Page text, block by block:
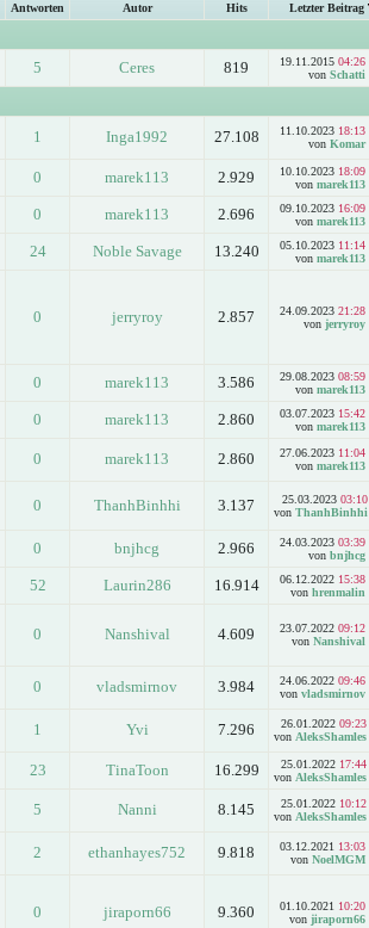
Antworten Autor Hits Letzter Beitrag
5 Ceres 819 19.11.2015 04:26
von Schatti
1 Inga1992 27.108 11.10.2023 18:13
von Komar
0 marek113 2.929 10.10.2023 18:09
von marek113
0 marek113 2.696 09.10.2023 16:09
von marek113
24 Noble Savage 13.240 05.10.2023 11:14
von marek113
0 jerryroy 2.857 24.09.2023 21:28
von jerryroy
0 marek113 3.586 29.08.2023 08:59
von marek113
0 marek113 2.860 03.07.2023 15:42
von marek113
0 marek113 2.860 27.06.2023 11:04
von marek113
0 ThanhBinhhi 3.137 25.03.2023 03:10
von ThanhBinhhi
0 bnjhcg 2.966 24.03.2023 03:39
von bnjhcg
52 Laurin286 16.914 06.12.2022 15:38
von hrenmalin
0 Nanshival 4.609 23.07.2022 09:12
von Nanshival
0 vladsmirnov 3.984 24.06.2022 09:46
von vladsmirnov
1 Yvi 7.296 26.01.2022 09:23
von AleksShamles
23 TinaToon 16.299 25.01.2022 17:44
von AleksShamles
5 Nanni 8.145 25.01.2022 10:12
von AleksShamles
2 ethanhayes752 9.818 03.12.2021 13:03
von NoelMGM
0 jiraporn66 9.360 01.10.2021 10:20
von jiraporn66